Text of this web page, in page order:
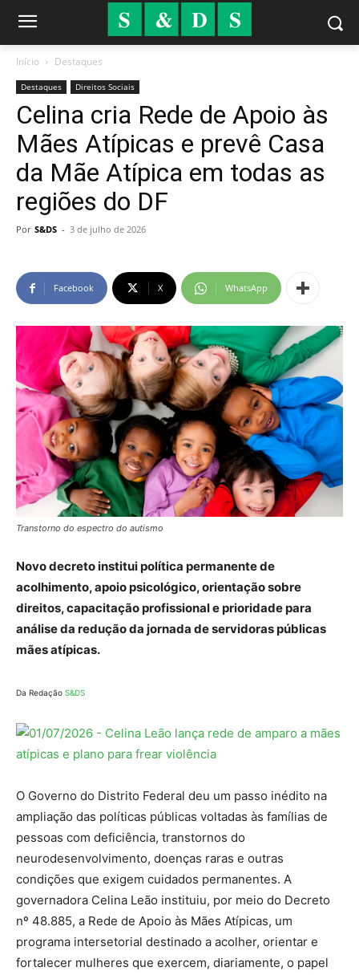
Início Destaques
Destaques Direitos Sociais
Celina cria Rede de Apoio às
Mães Atípicas e prevê Casa
da Mãe Atípica em todas as
regiões do DF
Por S&DS - 3 de julho de 2026
Facebook X WhatsApp
Transtorno do espectro do autismo
Novo decreto institui política permanente de
acolhimento, apoio psicológico, orientação sobre
direitos, capacitação profissional e prioridade para
análise da redução da jornada de servidoras públicas
mães atípicas.
Da Redação S&DS
O Governo do Distrito Federal deu um passo inédito na
ampliação das políticas públicas voltadas às famílias de
pessoas com deficiência, transtornos do
neurodesenvolvimento, doenças raras e outras
condições que exigem cuidados permanentes. A
governadora Celina Leão instituiu, por meio do Decreto
nº 48.885, a Rede de Apoio às Mães Atípicas, um
programa intersetorial destinado a acolher, orientar e
fortalecer mulheres que exercem, diariamente, o papel